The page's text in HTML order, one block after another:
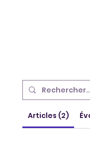
Articles (2)